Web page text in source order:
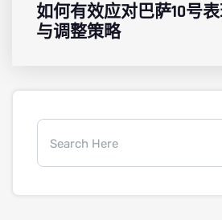
如何有效应对巴萨10号
与调整策略